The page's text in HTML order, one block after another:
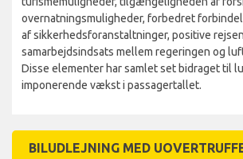
overnatningsmuligheder, forbedret
af sikkerhedsforanstaltninger, positive
samarbejdsindsats mellem regeringen og
Disse elementer har samlet set bidraget til
imponerende vækst i passagertallet.
BILUDLEJNING MED